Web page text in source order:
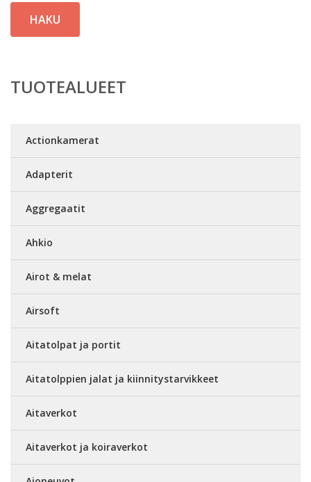
HAKU
TUOTEALUEET
Actionkamerat
Adapterit
Aggregaatit
Ahkio
Airot & melat
Airsoft
Aitatolpat ja portit
Aitatolppien jalat ja kiinnitystarvikkeet
Aitaverkot
Aitaverkot ja koiraverkot